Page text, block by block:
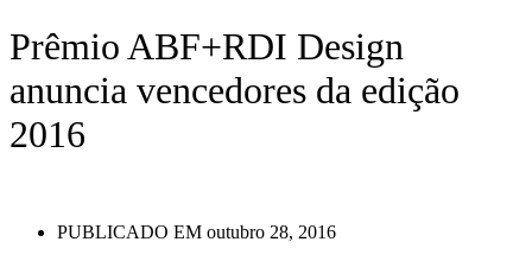
Prêmio ABF+RDI Design
anuncia vencedores da edição
2016
PUBLICADO EM outubro 28, 2016